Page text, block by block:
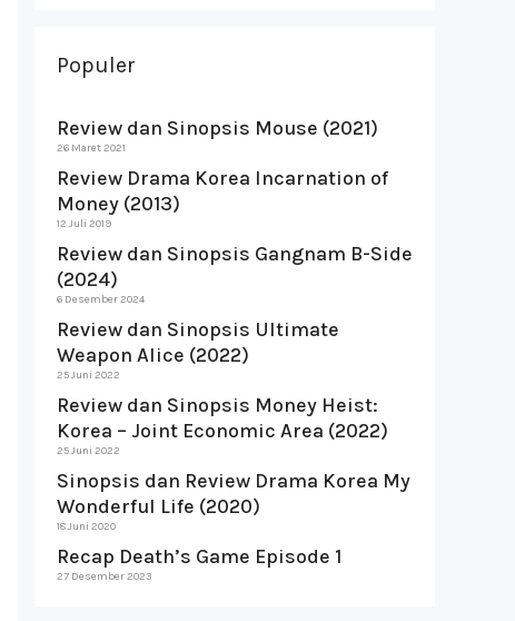
Populer
Review dan Sinopsis Mouse (2021)
26 Maret 2021
Review Drama Korea Incarnation of
Money (2013)
12 Juli 2019
Review dan Sinopsis Gangnam B-Side
(2024)
6 Desember 2024
Review dan Sinopsis Ultimate
Weapon Alice (2022)
25 Juni 2022
Review dan Sinopsis Money Heist:
Korea – Joint Economic Area (2022)
25 Juni 2022
Sinopsis dan Review Drama Korea My
Wonderful Life (2020)
18 Juni 2020
Recap Death’s Game Episode 1
27 Desember 2023